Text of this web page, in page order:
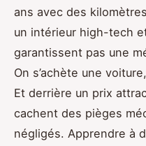
ans avec des
un intérieur high-tech
garantissent pas une
On s’achète une
Et derrière un prix
cachent des pièges
négligés. Apprendre à